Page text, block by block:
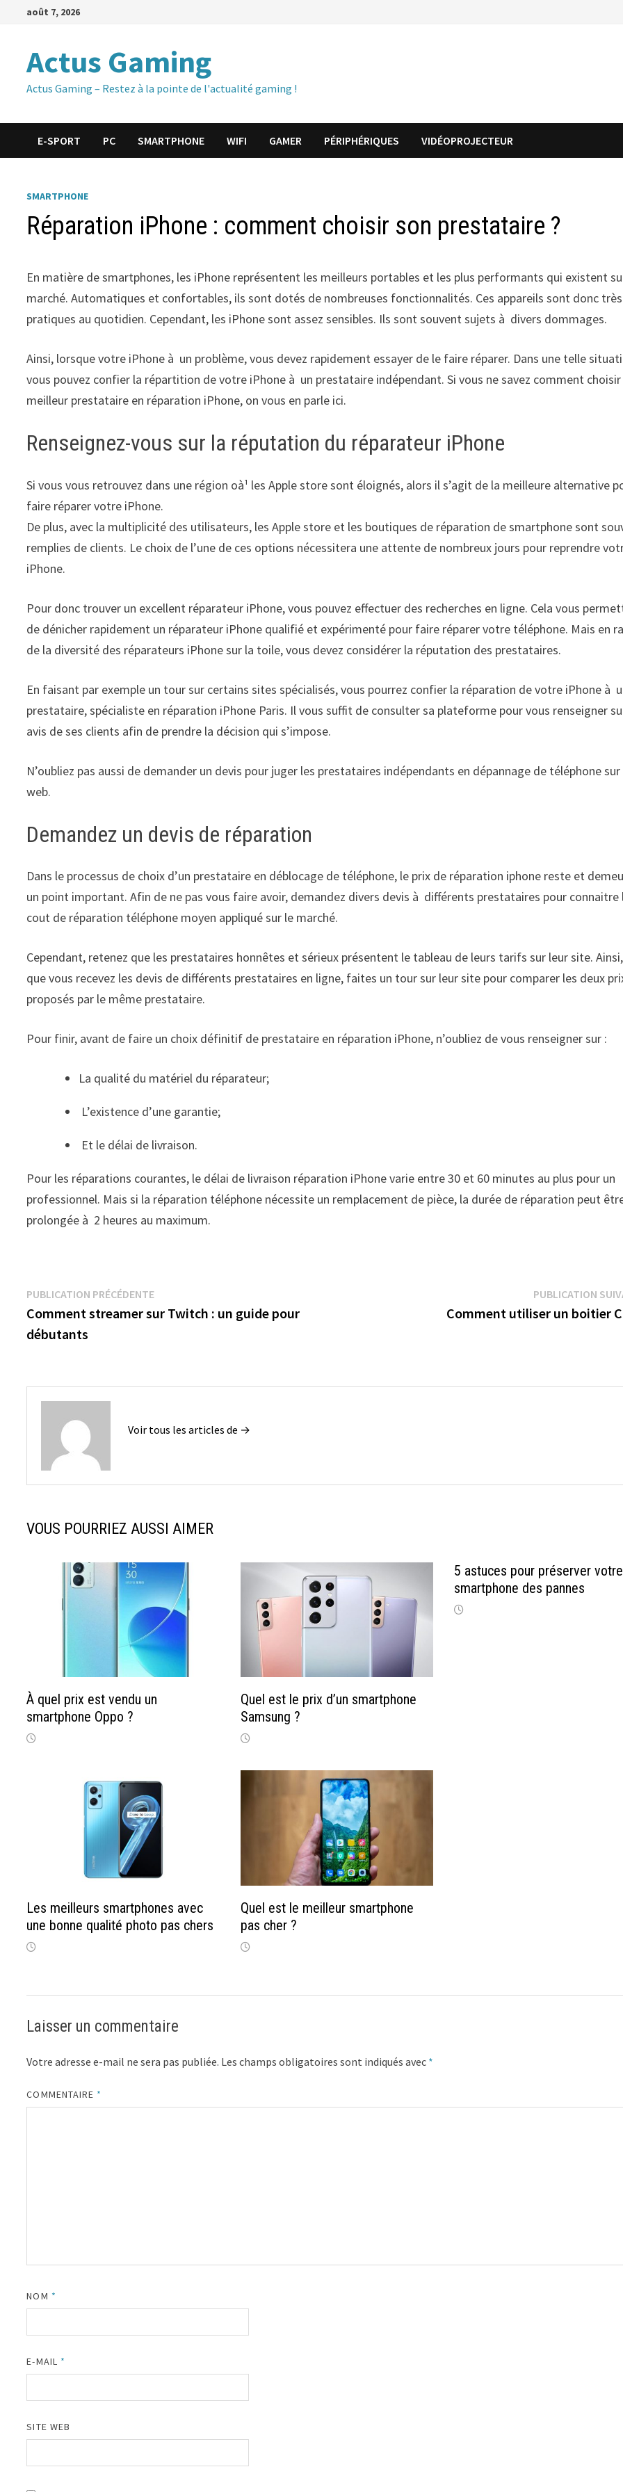
Passeraoût 7, 2026
Actus Gaming
Actus Gaming – Restez à la pointe de l'actualité gaming !
E-SPORT PC SMARTPHONE WIFI GAMER PÉRIPHÉRIQUES VIDÉOPROJECTEUR
SMARTPHONE
Réparation iPhone : comment choisir son prestataire ?
En matière de smartphones, les iPhone représentent les meilleurs portables et les plus performants qui existent
marché. Automatiques et confortables, ils sont dotés de nombreuses fonctionnalités. Ces appareils sont donc très
pratiques au quotidien. Cependant, les iPhone sont assez sensibles. Ils sont souvent sujets à divers dommages.
Ainsi, lorsque votre iPhone à un problème, vous devez rapidement essayer de le faire réparer. Dans une telle
vous pouvez confier la répartition de votre iPhone à un prestataire indépendant. Si vous ne savez comment choisir
meilleur prestataire en réparation iPhone, on vous en parle ici.
Renseignez-vous sur la réputation du réparateur iPhone
Si vous vous retrouvez dans une région oà¹ les Apple store sont éloignés, alors il s’agit de la meilleure alternative
faire réparer votre iPhone.
De plus, avec la multiplicité des utilisateurs, les Apple store et les boutiques de réparation de smartphone sont
remplies de clients. Le choix de l’une de ces options nécessitera une attente de nombreux jours pour reprendre
iPhone.
Pour donc trouver un excellent réparateur iPhone, vous pouvez effectuer des recherches en ligne. Cela vous
de dénicher rapidement un réparateur iPhone qualifié et expérimenté pour faire réparer votre téléphone. Mais en
de la diversité des réparateurs iPhone sur la toile, vous devez considérer la réputation des prestataires.
En faisant par exemple un tour sur certains sites spécialisés, vous pourrez confier la réparation de votre iPhone à
prestataire, spécialiste en réparation iPhone Paris. Il vous suffit de consulter sa plateforme pour vous renseigner
avis de ses clients afin de prendre la décision qui s’impose.
N’oubliez pas aussi de demander un devis pour juger les prestataires indépendants en dépannage de téléphone sur
web.
Demandez un devis de réparation
Dans le processus de choix d’un prestataire en déblocage de téléphone, le prix de réparation iphone reste et
un point important. Afin de ne pas vous faire avoir, demandez divers devis à différents prestataires pour connaitre
cout de réparation téléphone moyen appliqué sur le marché.
Cependant, retenez que les prestataires honnêtes et sérieux présentent le tableau de leurs tarifs sur leur site.
que vous recevez les devis de différents prestataires en ligne, faites un tour sur leur site pour comparer les deux
proposés par le même prestataire.
Pour finir, avant de faire un choix définitif de prestataire en réparation iPhone, n’oubliez de vous renseigner sur :
La qualité du matériel du réparateur;
L’existence d’une garantie;
Et le délai de livraison.
Pour les réparations courantes, le délai de livraison réparation iPhone varie entre 30 et 60 minutes au plus pour un
professionnel. Mais si la réparation téléphone nécessite un remplacement de pièce, la durée de réparation peut
prolongée à 2 heures au maximum.
Navigation
de
PUBLICATION PRÉCÉDENTEPublication
précédente :
Comment streamer sur Twitch : un guide pour
débutants
PUBLICATION
Comment utiliser un boitier
Voir tous les articles de →
VOUS POURRIEZ AUSSI AIMER
À quel prix est vendu un
smartphone Oppo ?
Quel est le prix d’un smartphone
Samsung ?
5 astuces pour préserver votre
smartphone des pannes
Les meilleurs smartphones avec
une bonne qualité photo pas chers
Quel est le meilleur smartphone
pas cher ?
Laisser un commentaire
Votre adresse e-mail ne sera pas publiée. Les champs obligatoires sont indiqués avec *
COMMENTAIRE *
NOM *
E-MAIL *
SITE WEB